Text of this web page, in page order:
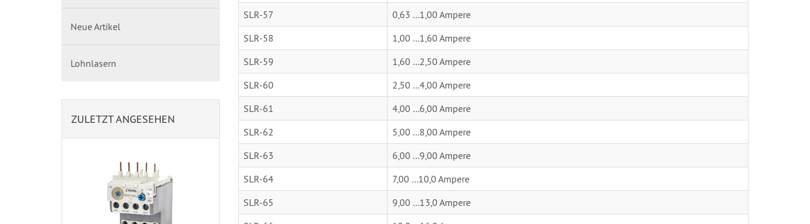
SLR-57
0,63 ...1,00 Ampere
SLR-58
1,00 ...1,60 Ampere
SLR-59
1,60 ...2,50 Ampere
SLR-60
2,50 ...4,00 Ampere
SLR-61
4,00 ...6,00 Ampere
SLR-62
5,00 ...8,00 Ampere
SLR-63
6,00 ...9,00 Ampere
SLR-64
7,00 ...10,0 Ampere
SLR-65
9,00 ...13,0 Ampere
Neue Artikel
Lohnlasern
ZULETZT ANGESEHEN